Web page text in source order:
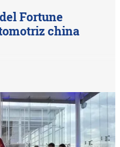
Fortune
china